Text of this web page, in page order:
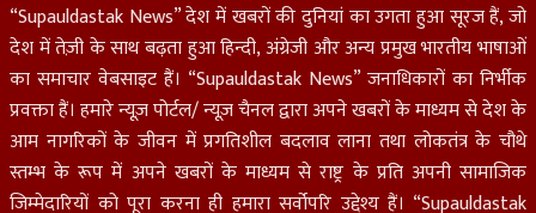
“Supauldastak News” देश में खबरों की दुनियां का उगता हुआ सूरज हैं, जो
देश में तेज़ी के साथ बढ़ता हुआ हिन्दी, अंग्रेजी और अन्य प्रमुख भारतीय भाषाओं
का समाचार वेबसाइट हैं। “Supauldastak News” जनाधिकारों का निर्भीक
प्रवक्ता हैं। हमारे न्यूज़ पोर्टल/ न्यूज़ चैनल द्वारा अपने खबरों के माध्यम से देश के
आम नागरिकों के जीवन में प्रगतिशील बदलाव लाना तथा लोकतंत्र के चौथे
स्तम्भ के रूप में अपने खबरों के माध्यम से राष्ट्र के प्रति अपनी सामाजिक
जिम्मेदारियों को पूरा करना ही हमारा सर्वोपरि उद्देश्य हैं। “Supauldastak